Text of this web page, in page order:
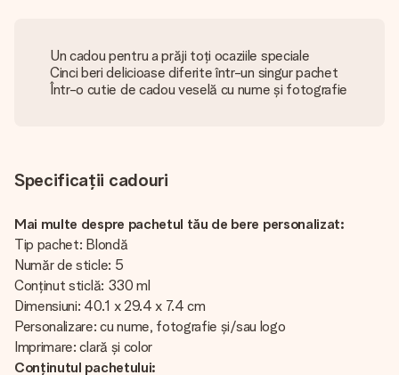
Un cadou pentru a prăji toți ocaziile speciale
Cinci beri delicioase diferite într-un singur pachet
Într-o cutie de cadou veselă cu nume și fotografie
Specificații cadouri
Mai multe despre pachetul tău de bere personalizat:
Tip pachet: Blondă
Număr de sticle: 5
Conținut sticlă: 330 ml
Dimensiuni: 40.1 x 29.4 x 7.4 cm
Personalizare: cu nume, fotografie și/sau logo
Imprimare: clară și color
Conținutul pachetului: